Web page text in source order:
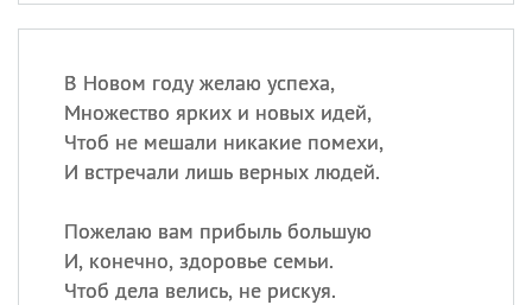
В Новом году желаю успеха,
Множество ярких и новых идей,
Чтоб не мешали никакие помехи,
И встречали лишь верных людей.
Пожелаю вам прибыль большую
И, конечно, здоровье семьи.
Чтоб дела велись, не рискуя.
происхождение